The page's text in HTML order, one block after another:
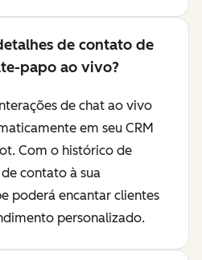
de contato de
papo ao vivo?
de chat ao vivo
em seu CRM
Com o histórico de
contato à sua
poderá encantar clientes
personalizado.